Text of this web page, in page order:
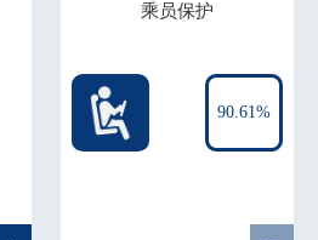
乘员保护
90.61%